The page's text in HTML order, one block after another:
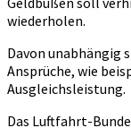
wiederholen.
Davon unabhängig
Ansprüche, wie
Ausgleichsleistung.
Das Luftfahrt-